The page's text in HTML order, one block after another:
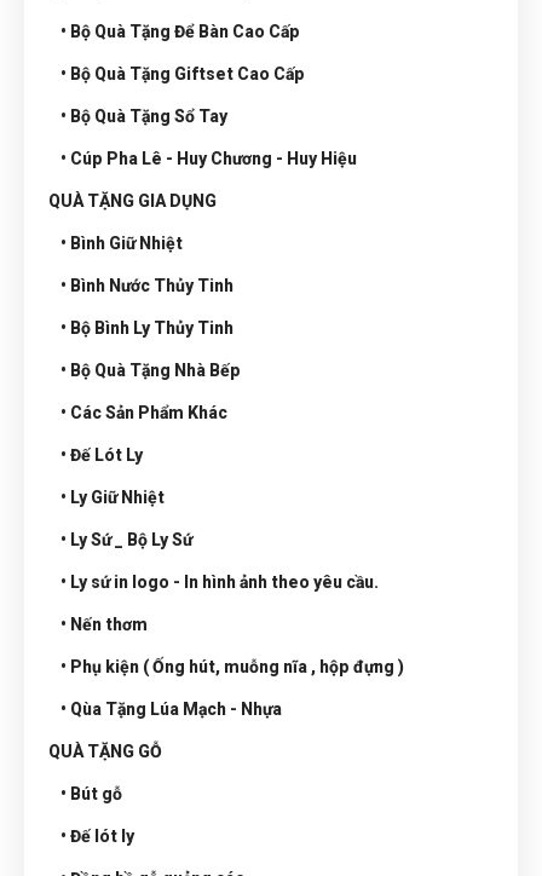
• Bộ Quà Tặng Để Bàn Cao Cấp
• Bộ Quà Tặng Giftset Cao Cấp
• Bộ Quà Tặng Sổ Tay
• Cúp Pha Lê - Huy Chương - Huy Hiệu
QUÀ TẶNG GIA DỤNG
• Bình Giữ Nhiệt
• Bình Nước Thủy Tinh
• Bộ Bình Ly Thủy Tinh
• Bộ Quà Tặng Nhà Bếp
• Các Sản Phẩm Khác
• Đế Lót Ly
• Ly Giữ Nhiệt
• Ly Sứ _ Bộ Ly Sứ
• Ly sứ in logo - In hình ảnh theo yêu cầu.
• Nến thơm
• Phụ kiện ( Ống hút, muỗng nĩa , hộp đựng )
• Qùa Tặng Lúa Mạch - Nhựa
QUÀ TẶNG GỖ
• Bút gỗ
• Đế lót ly